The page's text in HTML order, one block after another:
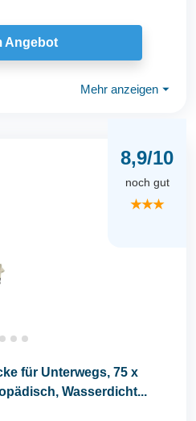
Angebot
Mehr anzeigen ⏷
8,9/10
noch gut
★★★
für Unterwegs, 75 x
Wasserdicht...